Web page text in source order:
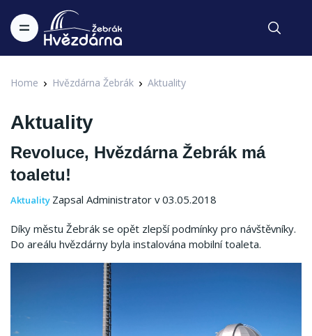
Home Hvězdárna Žebrák Aktuality
Aktuality
Revoluce, Hvězdárna Žebrák má
toaletu!
Aktuality Zapsal Administrator v 03.05.2018
Díky městu Žebrák se opět zlepší podmínky pro návštěvníky.
Do areálu hvězdárny byla instalována mobilní toaleta.